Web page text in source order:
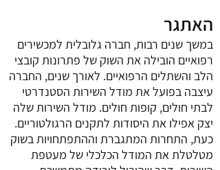
האתגר
במשך שנים רבות, חברה גלובלית למכשירים
רפואיים הובילה את השוק של פתרונות קובצי
הלב והשתלים הרפואיים. לאורך שנים, החברה
עיצבה בפועל את מודל השירות הסטנדרטי
לבתי חולים, קופות חולים. מודל השירות שלה
יצק אפילו את היסודות לתקנים הרגולטוריים.
כעת, התחרות המתגברת וההתפתחויות בשוק
מטלטלת את המודל הכלכלי של מעטפת